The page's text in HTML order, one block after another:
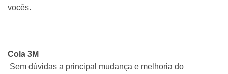
vocês.
Cola 3M
Sem dúvidas a principal mudança e melhoria do